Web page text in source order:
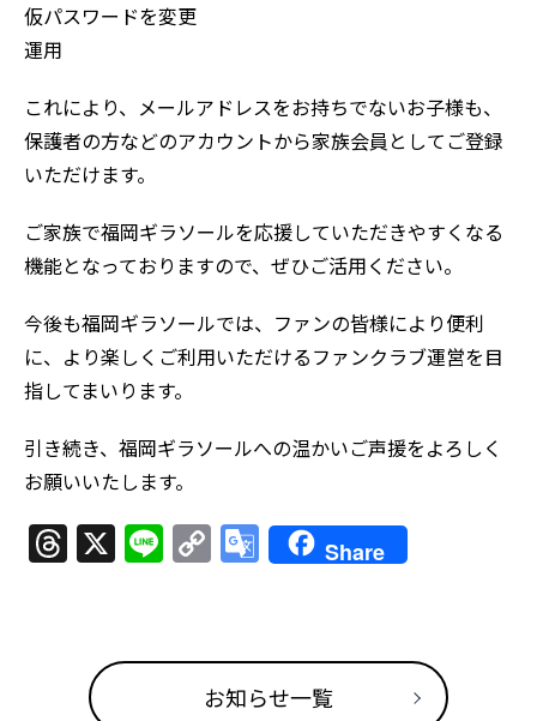
仮パスワードを変更
運用
これにより、メールアドレスをお持ちでないお子様も、
保護者の方などのアカウントから家族会員としてご登録
いただけます。
ご家族で福岡ギラソールを応援していただきやすくなる
機能となっておりますので、ぜひご活用ください。
今後も福岡ギラソールでは、ファンの皆様により便利
に、より楽しくご利用いただけるファンクラブ運営を目
指してまいります。
引き続き、福岡ギラソールへの温かいご声援をよろしく
お願いいたします。
Threads
X LineCopy
Link
Google
Translate
Share
お知らせ一覧